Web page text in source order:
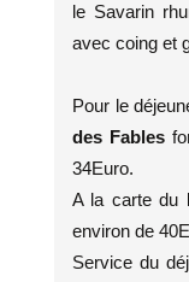
le Savarin
avec
Pour le
des Fables
34Euro.
A la carte du
environ de
Service du